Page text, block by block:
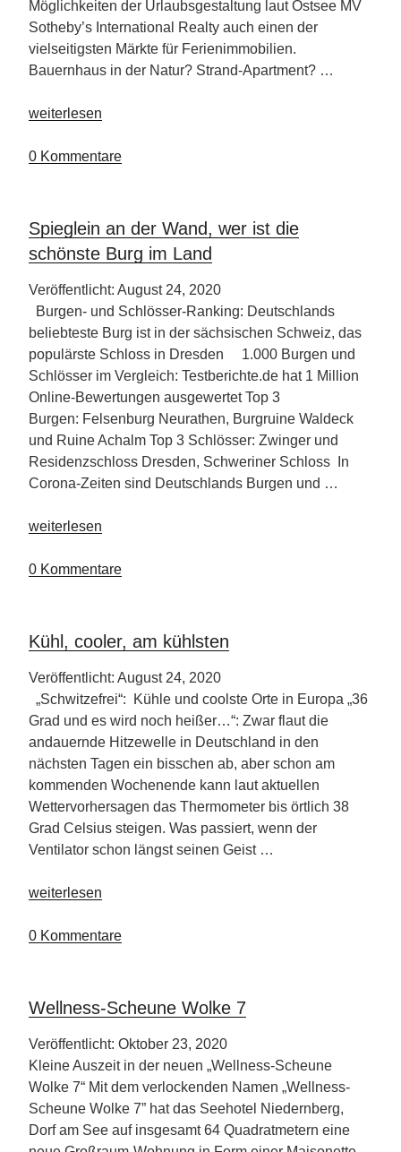
Möglichkeiten der Urlaubsgestaltung laut Ostsee MV
Sotheby’s International Realty auch einen der
vielseitigsten Märkte für Ferienimmobilien.
Bauernhaus in der Natur? Strand-Apartment? …
„Rügen
Top
Deutschland“
weiterlesen
0 Kommentare
Spieglein an der Wand, wer ist die
schönste Burg im Land
Veröffentlicht: August 24, 2020
Burgen- und Schlösser-Ranking: Deutschlands
beliebteste Burg ist in der sächsischen Schweiz, das
populärste Schloss in Dresden 1.000 Burgen und
Schlösser im Vergleich: Testberichte.de hat 1 Million
Online-Bewertungen ausgewertet Top 3
Burgen: Felsenburg Neurathen, Burgruine Waldeck
und Ruine Achalm Top 3 Schlösser: Zwinger und
Residenzschloss Dresden, Schweriner Schloss In
Corona-Zeiten sind Deutschlands Burgen und …
„Spieglein
der
ist
die
schönste
Burg
im
Land“
weiterlesen
0 Kommentare
Kühl, cooler, am kühlsten
Veröffentlicht: August 24, 2020
„Schwitzefrei“: Kühle und coolste Orte in Europa „36
Grad und es wird noch heißer…“: Zwar flaut die
andauernde Hitzewelle in Deutschland in den
nächsten Tagen ein bisschen ab, aber schon am
kommenden Wochenende kann laut aktuellen
Wettervorhersagen das Thermometer bis örtlich 38
Grad Celsius steigen. Was passiert, wenn der
Ventilator schon längst seinen Geist …
„Kühl,
am
weiterlesen
0 Kommentare
Wellness-Scheune Wolke 7
Veröffentlicht: Oktober 23, 2020
Kleine Auszeit in der neuen „Wellness-Scheune
Wolke 7“ Mit dem verlockenden Namen „Wellness-
Scheune Wolke 7” hat das Seehotel Niedernberg,
Dorf am See auf insgesamt 64 Quadratmetern eine